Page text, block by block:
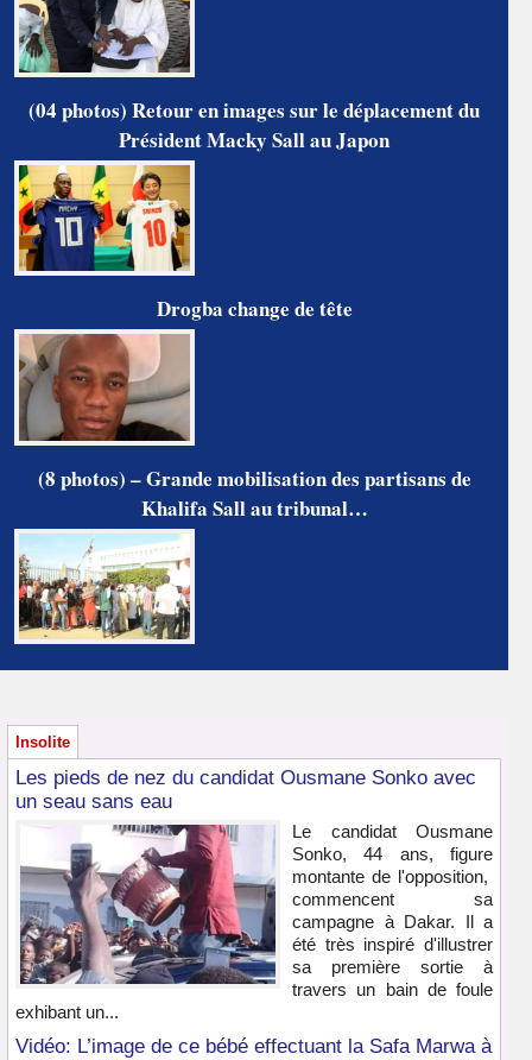
(04 photos) Retour en images sur le déplacement du
Président Macky Sall au Japon
Drogba change de tête
(8 photos) – Grande mobilisation des partisans de
Khalifa Sall au tribunal…
Insolite
Les pieds de nez du candidat Ousmane Sonko avec
un seau sans eau
Le candidat Ousmane
Sonko, 44 ans, figure
montante de l'opposition,
commencent sa
campagne à Dakar. Il a
été très inspiré d'illustrer
sa première sortie à
travers un bain de foule
exhibant un...
Vidéo: L’image de ce bébé effectuant la Safa Marwa à